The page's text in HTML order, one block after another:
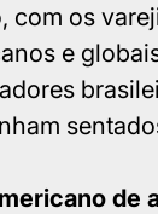
com os
e
de